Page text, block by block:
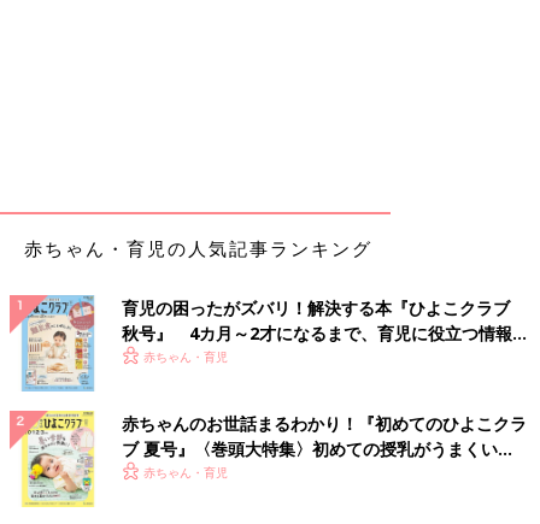
ーーママにおすすめのコースはありますか？
「短時間で肩首から頭、目までほぐせる『フェイスセラピー』30
分 3,240円（税込）や、育児疲れのご褒美に全身ほぐせる『リフ
レクソロジー』20分＋『ボディケア』40分＝60分 6,480円（税
込）がおすすめです。」
ーーオープンから1カ月以上たちますが、反響はど
うですか？
赤ちゃん・育児の人気記事ランキング
育児の困ったがズバリ！解決する本『ひよこクラブ
秋号』 4カ月～2才になるまで、育児に役立つ情報が
いっぱい！
赤ちゃん・育児
赤ちゃんのお世話まるわかり！『初めてのひよこクラ
ブ 夏号』〈巻頭大特集〉初めての授乳がうまくい
く！ おっぱい・ミルクの基本と夏のトラブル 解決テ
赤ちゃん・育児